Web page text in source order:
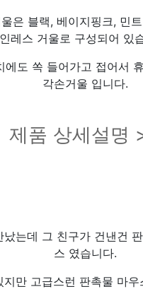
은 블랙, 베이지핑크, 민
인레스 거울로 구성되어 있
에도 쏙 들어가고 접어서
각손거울 입니다.
제품 상세설명
났는데 그 친구가 건낸건
스 였습니다.
지만 고급스런 판촉물 마